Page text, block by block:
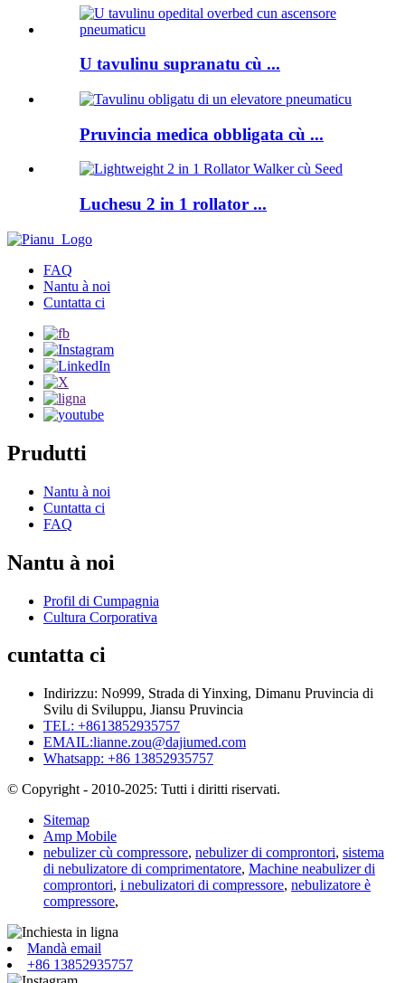
U tavulinu supranatu cù ...
Pruvincia medica obbligata cù ...
Luchesu 2 in 1 rollator ...
FAQ
Nantu à noi
Cuntatta ci
Prudutti
Nantu à noi
Cuntatta ci
FAQ
Nantu à noi
Profil di Cumpagnia
Cultura Corporativa
cuntatta ci
Indirizzu: No999, Strada di Yinxing, Dimanu Pruvincia di
Svilu di Sviluppu, Jiansu Pruvincia
TEL: +8613852935757
EMAIL:lianne.zou@dajiumed.com
Whatsapp: +86 13852935757
© Copyright - 2010-2025: Tutti i diritti riservati.
Sitemap
Amp Mobile
nebulizer cù compressore, nebulizer di comprontori, sistema
di nebulizatore di comprimentatore, Machine neabulizer di
comprontori, i nebulizatori di compressore, nebulizatore è
compressore,
Mandà email
+86 13852935757